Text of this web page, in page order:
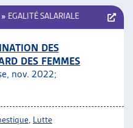
» EGALITÉ SALARIALE
DES
DES FEMMES
nov. 2022;
Lutte